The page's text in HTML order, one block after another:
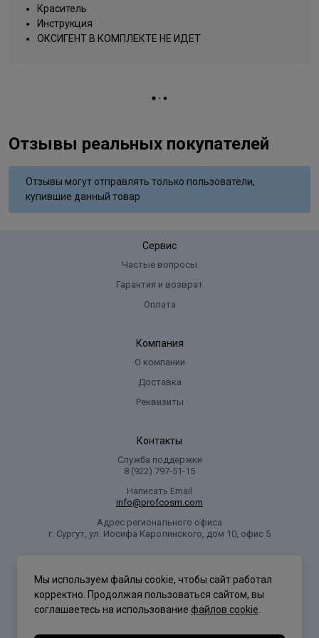
Название цвета
Вид деятельности
Краситель
Инструкция
ОКСИГЕНТ В КОМПЛЕКТЕ НЕ ИДЕТ
Отзывы реальных покупателей
Отзывы могут отправлять только пользователи,
купившие данный товар
Сервис
Частые вопросы
Гарантия и возврат
Оплата
Компания
О компании
Доставка
Реквизиты
Контакты
Служба поддержки
8 (922) 797‑51-15
Написать Email
info@profcosm.com
Адрес регионального офиса
г. Сургут, ул. Иосифа Каролинского, дом 10, офис 5
Мы используем файлы cookie, чтобы сайт работал
корректно. Продолжая пользоваться сайтом, вы
соглашаетесь на использование файлов cookie